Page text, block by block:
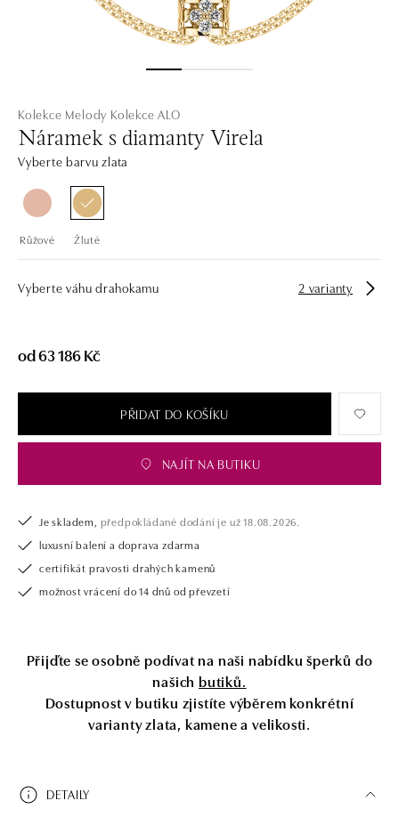
Kolekce Melody Kolekce ALO
Náramek s diamanty Virela
Vyberte barvu zlata
Růžové Žluté
Vyberte váhu drahokamu 2 varianty
od 63 186 Kč
PŘIDAT DO KOŠÍKU
NAJÍT NA BUTIKU
Je skladem, předpokládané dodání je už 18.08.2026.
luxusní balení a doprava zdarma
certifikát pravosti drahých kamenů
možnost vrácení do 14 dnů od převzetí
Přijďte se osobně podívat na naši nabídku šperků do
našich butiků.
Dostupnost v butiku zjistíte výběrem konkrétní
varianty zlata, kamene a velikosti.
DETAILY